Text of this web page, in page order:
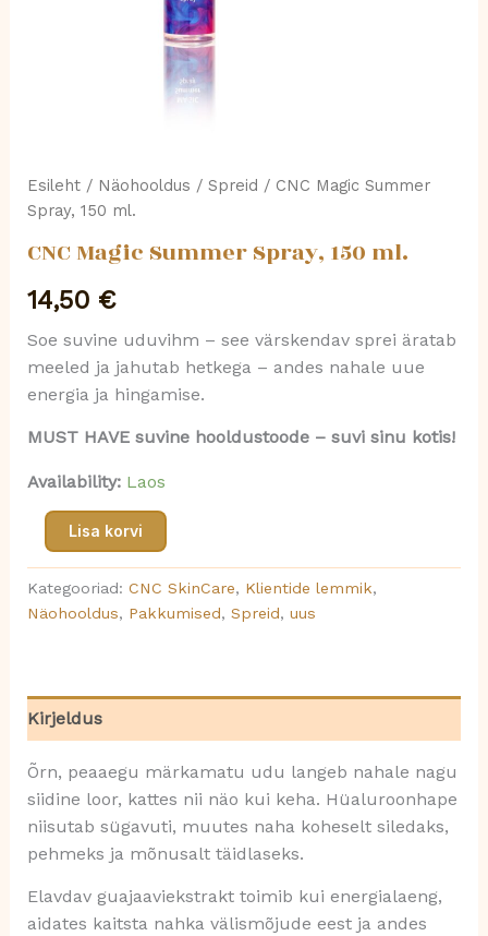
Esileht/ Näohooldus / Spreid / CNC Magic Summer
Spray, 150 ml.
CNC Magic Summer Spray, 150 ml.
14,50 €
Soe suvine uduvihm – see värskendav sprei äratab
meeled ja jahutab hetkega – andes nahale uue
energia ja hingamise.
MUST HAVE suvine hooldustoode – suvi sinu kotis!
Availability: Laos
Lisa korvi
Kategooriad: CNC SkinCare, Klientide lemmik,
Näohooldus, Pakkumised, Spreid, uus
Kirjeldus
Õrn, peaaegu märkamatu udu langeb nahale nagu
siidine loor, kattes nii näo kui keha. Hüaluroonhape
niisutab sügavuti, muutes naha koheselt siledaks,
pehmeks ja mõnusalt täidlaseks.
Elavdav guajaaviekstrakt toimib kui energialaeng,
aidates kaitsta nahka välismõjude eest ja andes